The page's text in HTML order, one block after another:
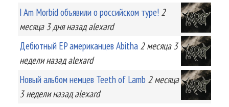
I Am Morbid объявили о российском туре! 2
месяца 3 дняназад alexard
Дебютный EP американцев Abitha 2 месяца 3
неделиназад alexard
Новый альбом немцев Teeth of Lamb 2 месяца
3 неделиназад alexard